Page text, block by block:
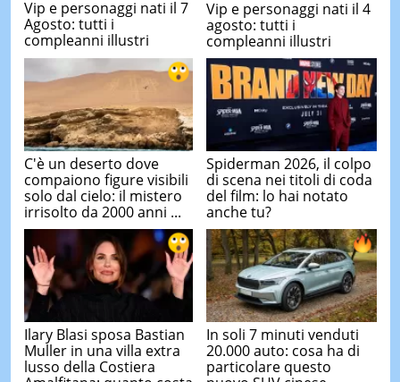
Vip e personaggi nati il 7
Agosto: tutti i
compleanni illustri
Vip e personaggi nati il 4
agosto: tutti i
compleanni illustri
C'è un deserto dove
compaiono figure visibili
solo dal cielo: il mistero
irrisolto da 2000 anni ...
Spiderman 2026, il colpo
di scena nei titoli di coda
del film: lo hai notato
anche tu?
Ilary Blasi sposa Bastian
Muller in una villa extra
lusso della Costiera
In soli 7 minuti venduti
20.000 auto: cosa ha di
particolare questo